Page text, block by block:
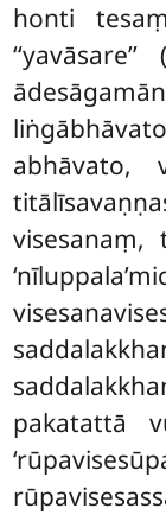
honti
abhāvato,
pakatattā